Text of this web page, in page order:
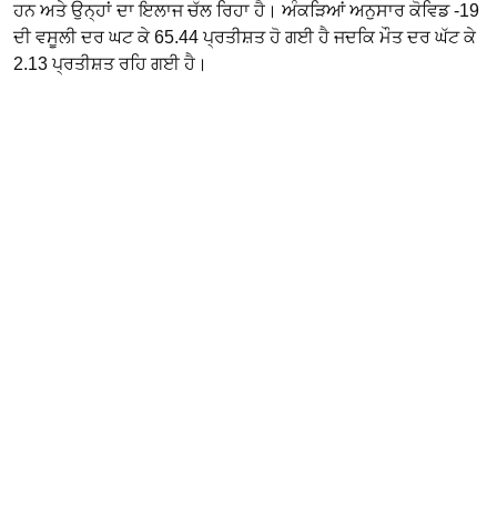
ਹਨ ਅਤੇ ਉਨ੍ਹਾਂ ਦਾ ਇਲਾਜ ਚੱਲ ਰਿਹਾ ਹੈ। ਅੰਕੜਿਆਂ ਅਨੁਸਾਰ ਕੋਵਿਡ -19
ਦੀ ਵਸੂਲੀ ਦਰ ਘਟ ਕੇ 65.44 ਪ੍ਰਤੀਸ਼ਤ ਹੋ ਗਈ ਹੈ ਜਦਕਿ ਮੌਤ ਦਰ ਘੱਟ ਕੇ
2.13 ਪ੍ਰਤੀਸ਼ਤ ਰਹਿ ਗਈ ਹੈ।